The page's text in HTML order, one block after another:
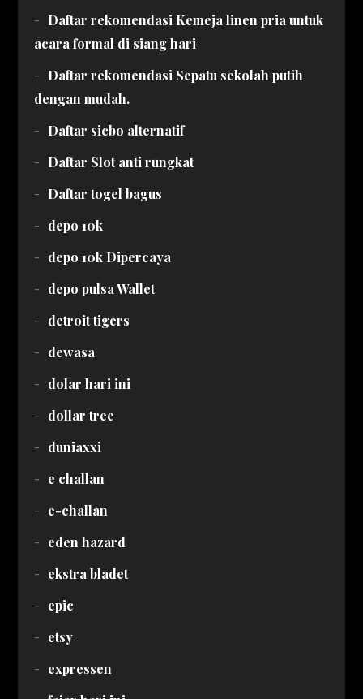
Daftar rekomendasi Kemeja linen pria untuk
acara formal di siang hari
Daftar rekomendasi Sepatu sekolah putih
dengan mudah.
Daftar sicbo alternatif
Daftar Slot anti rungkat
Daftar togel bagus
depo 10k
depo 10k Dipercaya
depo pulsa Wallet
detroit tigers
dewasa
dolar hari ini
dollar tree
duniaxxi
e challan
e-challan
eden hazard
ekstra bladet
epic
etsy
expressen